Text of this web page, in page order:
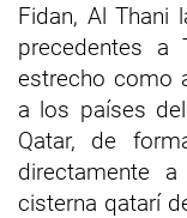
Fidan, Al Thani
precedentes a
estrecho como
a los países
Qatar, de
directamente
cisterna qatarí